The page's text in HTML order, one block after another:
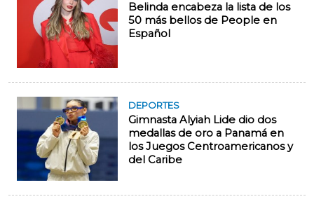
Belinda encabeza la lista de los
50 más bellos de People en
Español
DEPORTES
Gimnasta Alyiah Lide dio dos
medallas de oro a Panamá en
los Juegos Centroamericanos y
del Caribe